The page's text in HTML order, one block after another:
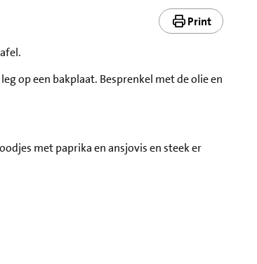
Print
op een bakplaat. Besprenkel met de olie en
met paprika en ansjovis en steek er